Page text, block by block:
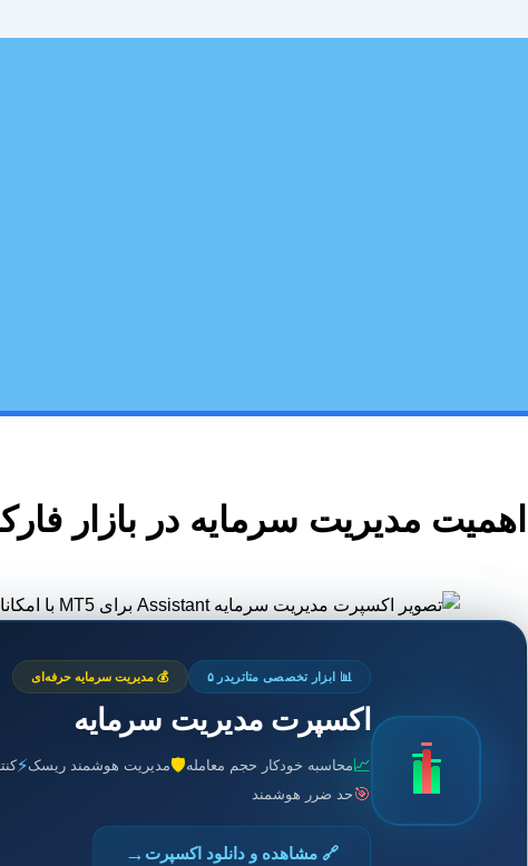
اهمیت مدیریت سرمایه در بازار
📊 ابزار تخصصی متاتریدر ۵ 💰 مدیریت سرمایه حرفه‌ای
اکسپرت مدیریت سرمایه
📈 محاسبه خودکار حجم معامله🛡️مدیریت هوشمند ریسک⚡
🎯 حد ضرر هوشمند
🔗 مشاهده و دانلود اکسپرت →